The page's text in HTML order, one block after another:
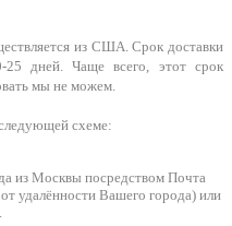
из США. Срок доставки
дней. Чаще всего, этот срок
мы не можем.
схеме:
из Москвы посредством Почта
удалённости Вашего города) или